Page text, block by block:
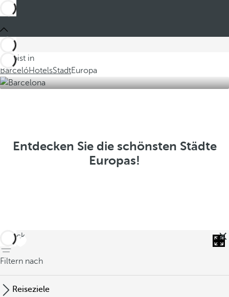
Du bist in
BarcelóHotelsStadtEuropa
Entdecken Sie die schönsten Städte
Europas!
zurück
Filtern nach
Reiseziele